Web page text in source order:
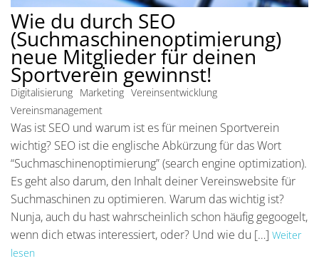
Wie du durch SEO
(Suchmaschinenoptimierung)
neue Mitglieder für deinen
Sportverein gewinnst!
Digitalisierung Marketing Vereinsentwicklung
Vereinsmanagement
Was ist SEO und warum ist es für meinen Sportverein
wichtig? SEO ist die englische Abkürzung für das Wort
“Suchmaschinenoptimierung” (search engine optimization).
Es geht also darum, den Inhalt deiner Vereinswebsite für
Suchmaschinen zu optimieren. Warum das wichtig ist?
Nunja, auch du hast wahrscheinlich schon häufig gegoogelt,
wenn dich etwas interessiert, oder? Und wie du […] Weiter
lesen